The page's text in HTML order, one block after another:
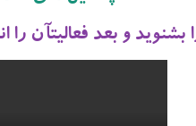
بشنوید و بعد فعالیتآن